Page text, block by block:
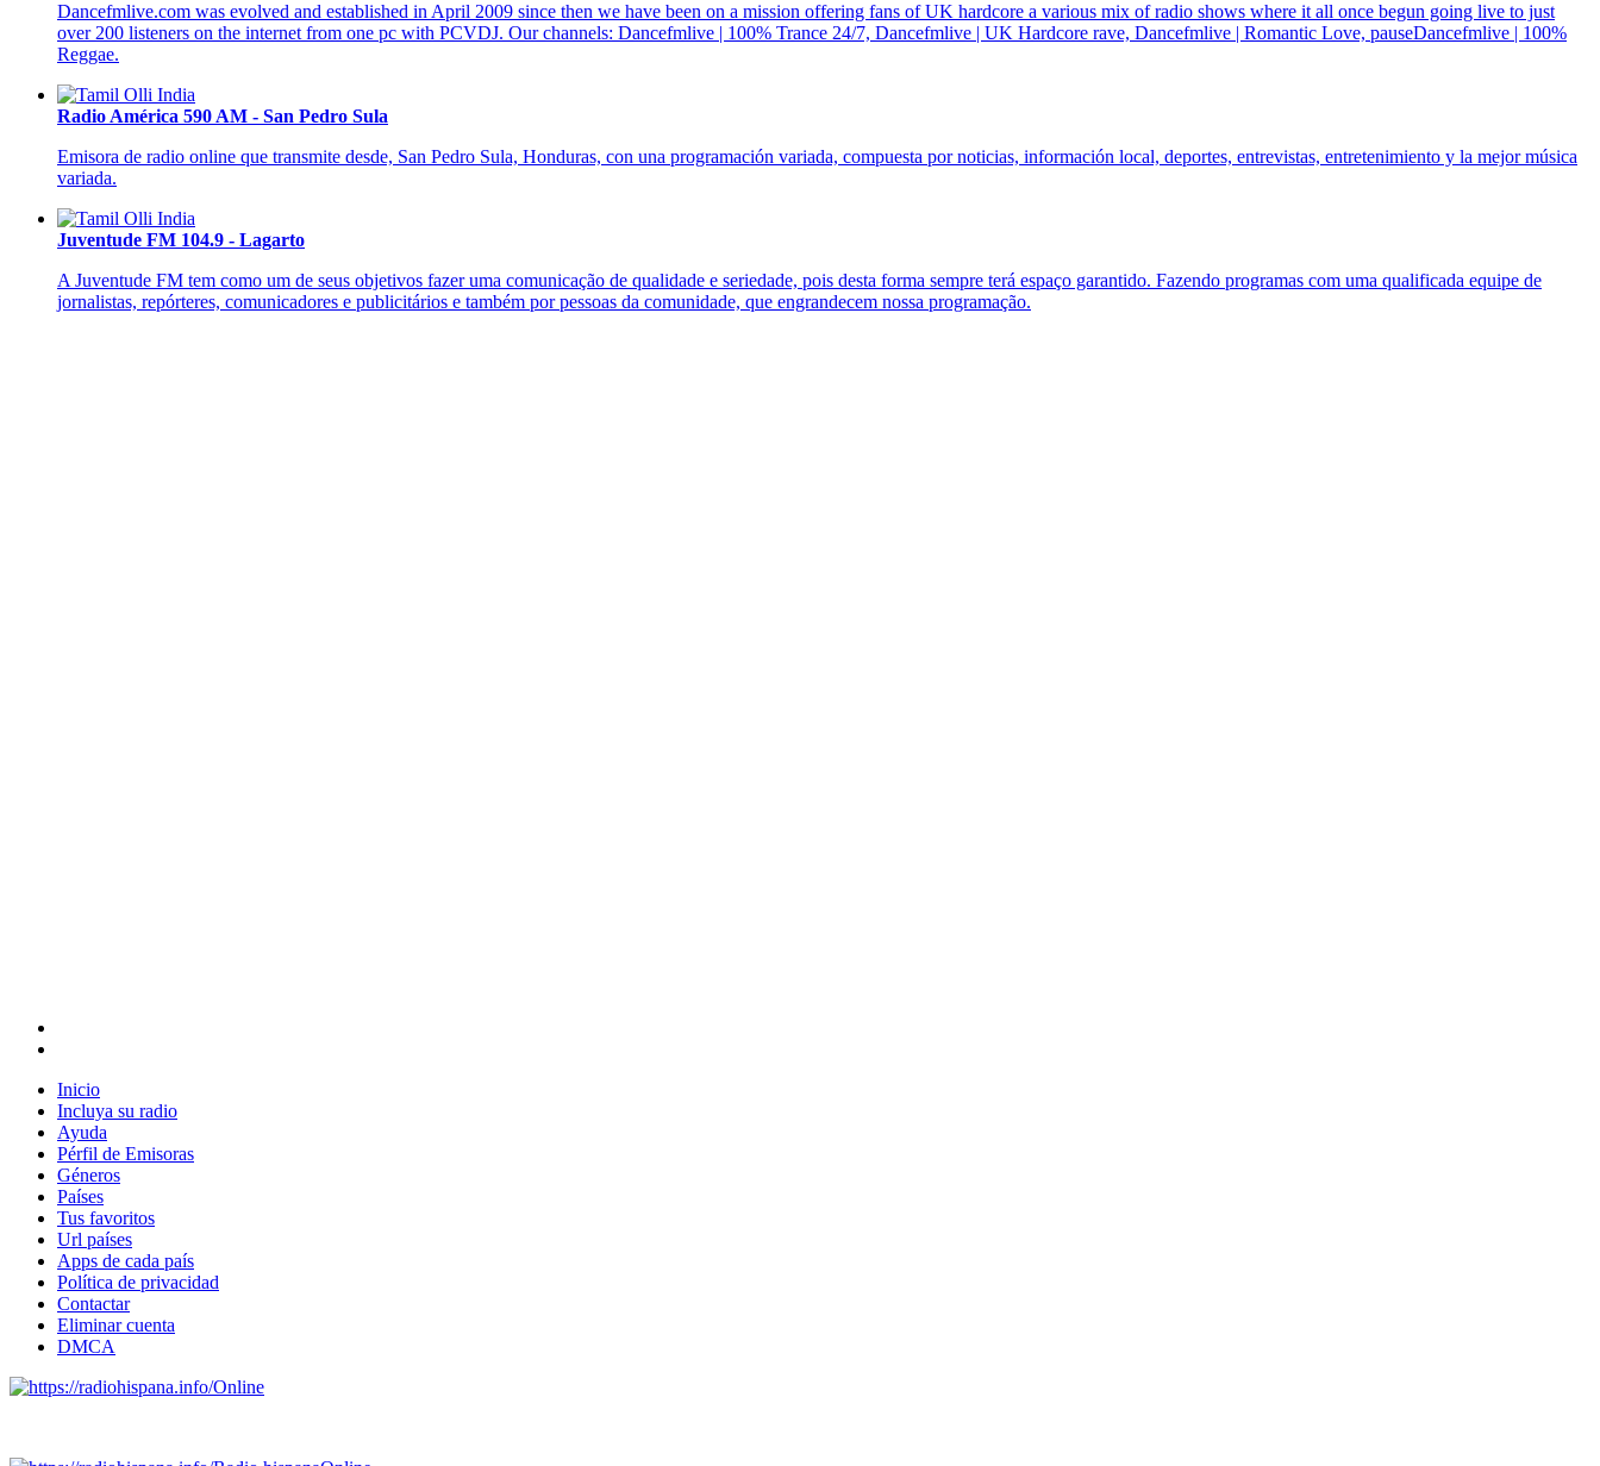
Dancefmlive.com was evolved and established in April 2009 since then we have been on a mission offering fans of UK hardcore a various mix of radio shows where it all once begun going live to just
over 200 listeners on the internet from one pc with PCVDJ. Our channels: Dancefmlive | 100% Trance 24/7, Dancefmlive | UK Hardcore rave, Dancefmlive | Romantic Love, pauseDancefmlive | 100%
Reggae.
Radio América 590 AM - San Pedro Sula
Emisora de radio online que transmite desde, San Pedro Sula, Honduras, con una programación variada, compuesta por noticias, información local, deportes, entrevistas, entretenimiento y la mejor música
variada.
Juventude FM 104.9 - Lagarto
A Juventude FM tem como um de seus objetivos fazer uma comunicação de qualidade e seriedade, pois desta forma sempre terá espaço garantido. Fazendo programas com uma qualificada equipe de
jornalistas, repórteres, comunicadores e publicitários e também por pessoas da comunidade, que engrandecem nossa programação.
Inicio
Incluya su radio
Ayuda
Pérfil de Emisoras
Géneros
Países
Tus favoritos
Url países
Apps de cada país
Política de privacidad
Contactar
Eliminar cuenta
DMCA
Online